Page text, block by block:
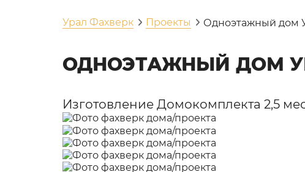
Урал Фахверк Проекты Одноэтажный дом
ОДНОЭТАЖНЫЙ ДОМ
Изготовление Домокомплекта 2,5